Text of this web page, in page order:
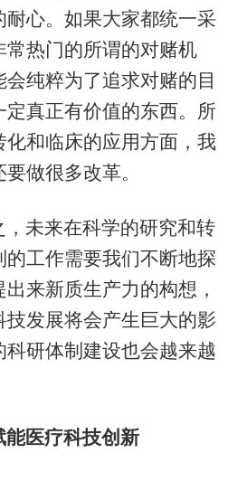
心。如果大家都统一采
常热门的所谓的对赌机
纯粹为了追求对赌的目
真正有价值的东西。所
化和临床的应用方面，我
做很多改革。
，未来在科学的研究和转
工作需要我们不断地探
来新质生产力的构想，
发展将会产生巨大的影
科研体制建设也会越来越
能医疗科技创新